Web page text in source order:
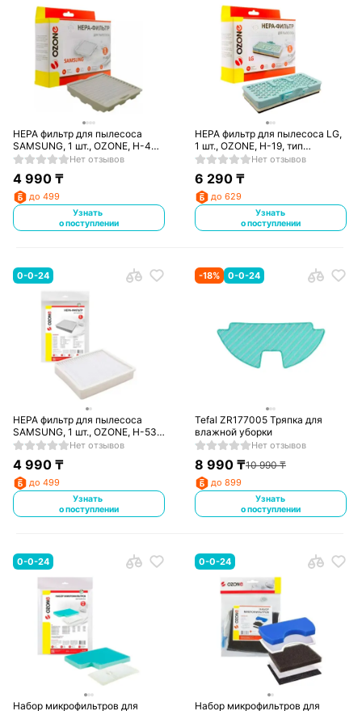
HEPA фильтр для пылесоса
SAMSUNG, 1 шт., OZONE, H-40,
тип оригинального фильтра:
Нет отзывов
4 990₸
до 499
Узнать
о поступлении
НЕРА фильтр для пылесоса LG,
1 шт., OZONE, H-19, тип
оригинального фильтра: VEF-
Нет отзывов
6 290 ₸
до 629
Узнать
о поступлении
0-0-24
HEPA фильтр для пылесоса
SAMSUNG, 1 шт., OZONE, H-53,
тип оригинального фильтра:
Нет отзывов
4 990₸
до 499
Узнать
о поступлении
-18% 0-0-24
Tefal ZR177005 Тряпка для
влажной уборки
Нет отзывов
8 990 ₸10 990₸
до 899
Узнать
о поступлении
0-0-24
Набор микрофильтров для
0-0-24
Набор микрофильтров для